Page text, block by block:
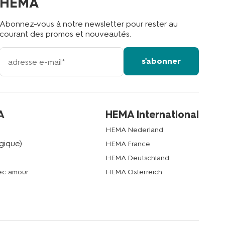
Abonnez-vous à notre newsletter pour rester au
courant des promos et nouveautés.
votre
adresse
s'abonner
amour
HEMA International
HEMA Nederland
HEMA France
HEMA Deutschland
HEMA Österreich